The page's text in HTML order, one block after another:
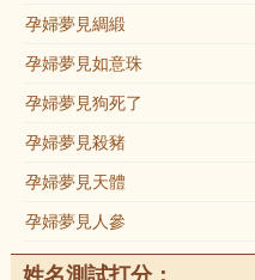
孕婦夢見綢緞
孕婦夢見如意珠
孕婦夢見狗死了
孕婦夢見殺豬
孕婦夢見天體
孕婦夢見人參
姓名測試打分：